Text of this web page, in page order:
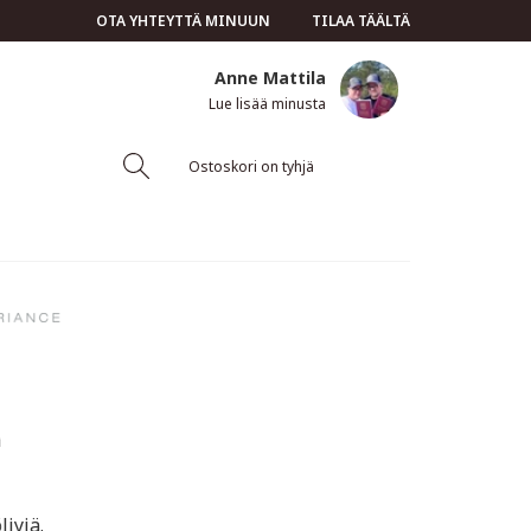
TILAA TÄÄLTÄ
OTA YHTEYTTÄ MINUUN
Anne Mattila
Lue lisää minusta
Ostoskori on tyhjä